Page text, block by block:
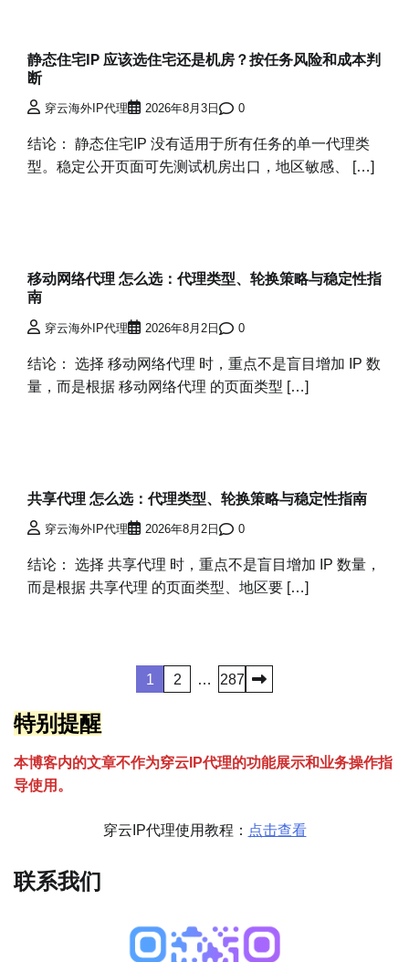
静态住宅IP 应该选住宅还是机房？按任务风险和成本判
断
穿云海外IP代理 2026年8月3日 0
结论： 静态住宅IP 没有适用于所有任务的单一代理类
型。稳定公开页面可先测试机房出口，地区敏感、 […]
移动网络代理 怎么选：代理类型、轮换策略与稳定性指
南
穿云海外IP代理 2026年8月2日 0
结论： 选择 移动网络代理 时，重点不是盲目增加 IP 数
量，而是根据 移动网络代理 的页面类型 […]
共享代理 怎么选：代理类型、轮换策略与稳定性指南
穿云海外IP代理 2026年8月2日 0
结论： 选择 共享代理 时，重点不是盲目增加 IP 数量，
而是根据 共享代理 的页面类型、地区要 […]
章
分
页
1 2 … 287
特别提醒
本博客内的文章不作为穿云 P代理的功能展示和业务操作指
导使用。
穿云IP代理使用教程： 点击查看
联系我们